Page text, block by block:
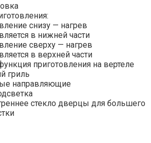
снизу — нагрев
в нижней части
сверху — нагрев
в верхней части
приготовления на вертеле
гриль
направляющие
стекло дверцы для большего